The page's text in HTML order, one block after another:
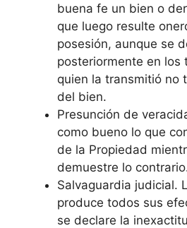
buena fe un bien o
que luego resulte
posesión, aunque se
posteriormente en los
quien la transmitió no
del bien.
Presunción de
como bueno lo que
de la Propiedad
demuestre lo
Salvaguardia judicial.
produce todos sus
se declare la